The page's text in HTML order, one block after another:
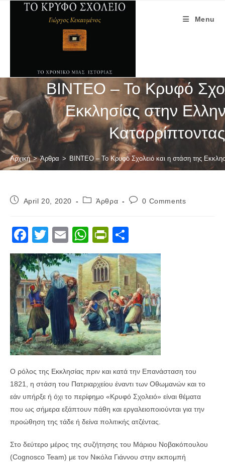
Menu
ΒΙΝΤΕΟ – Το Κρυφό
Εκκλησίας στην
Αρχική > Άρθρα > ΒΙΝΤΕΟ – Το Κρυφό Σχολειό και η στάση της
PostApril 20, 2020
PostΆρθρα
Post0 Comments
F
a
c
e
b
o
o
k
T
wi
tt
er
E
m
ail
W
h
at
s
A
p
p
Pr
in
tF
ri
e
n
dl
y
h
ar
e
Ο ρόλος της Εκκλησίας πριν και κατά την Επανάσταση του
1821, η στάση του Πατριαρχείου έναντι των Οθωμανών και το
εάν υπήρξε ή όχι το περίφημο «Κρυφό Σχολειό» είναι θέματα
που ως σήμερα εξάπτουν πάθη και εργαλειοποιούνται για την
προώθηση της τάδε ή δείνα πολιτικής ατζέντας.
Στο δεύτερο μέρος της συζήτησης του Μάριου Νοβακόπουλου
(Cognosco Team) με τον Νικόλα Γιάννου στην εκπομπή